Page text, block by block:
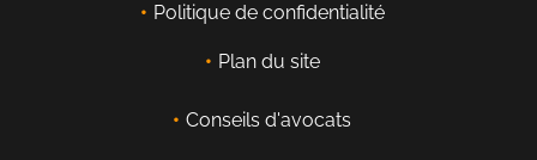
Politique de confidentialité
Plan du site
Conseils d'avocats